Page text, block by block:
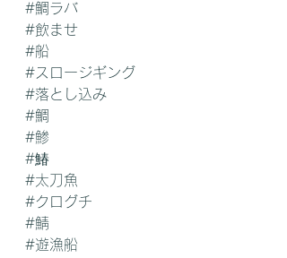
#鯛ラバ
#飲ませ
#船
#スロージギング
#落とし込み
#鯛
#鯵
#鰆
#太刀魚
#クログチ
#鯖
#遊漁船